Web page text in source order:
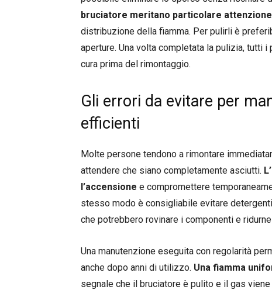
bruciatore meritano particolare attenzione
distribuzione della fiamma. Per pulirli è
aperture. Una volta completata la pulizia, tutti
cura prima del rimontaggio.
Gli errori da evitare per
efficienti
Molte persone tendono a rimontare
attendere che siano completamente asciutti.
l’accensione e compromettere
stesso modo è consigliabile evitare
che potrebbero rovinare i componenti e
Una manutenzione eseguita con regolarità
anche dopo anni di utilizzo. Una fiamma
segnale che il bruciatore è pulito e il gas